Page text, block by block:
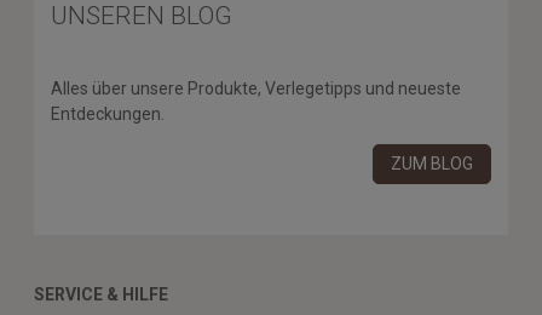
UNSEREN BLOG
Alles über unsere Produkte, Verlegetipps und neueste
Entdeckungen.
ZUM BLOG
SERVICE & HILFE